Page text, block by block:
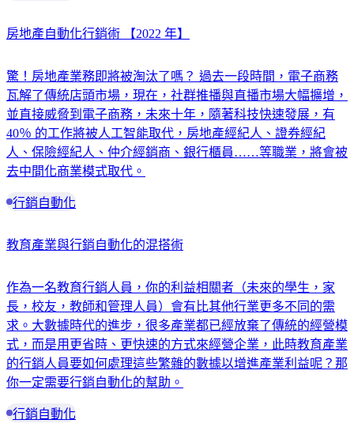
房地產自動化行銷術 【2022 年】
驚！房地產業務即將被淘汰了嗎？ 過去一段時間，電子商務
瓦解了傳統店頭市場，現在，社群推播與直播市場大幅擴增，
並直接威脅到電子商務，未來十年，隨著科技快速發展，有
40％ 的工作將被人工智能取代，房地產經紀人、證券經紀
人、保險經紀人、仲介經銷商、銀行櫃員……等職業，將會被
去中間化商業模式取代。
行銷自動化
教育產業與行銷自動化的混搭術
作為一名教育行銷人員，你的利益相關者（未來的學生，家
長，校友，教師和管理人員）會有比其他行業更多不同的需
求。大數據時代的進步，很多產業都已經放棄了傳統的經營模
式，而是用更省時、更快速的方式來經營企業，此時教育產業
的行銷人員要如何處理這些繁雜的數據以增進產業利益呢？那
你一定需要行銷自動化的幫助。
行銷自動化